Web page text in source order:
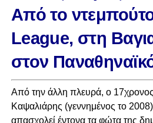
Από το
League, στη
στον
Από την άλλη πλευρά, ο
Καψαλιάρης (γεννημένος το
απασχολεί έντονα τα φώτα της